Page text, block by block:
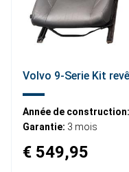
Volvo 9-Serie Kit
Année de construction:
Garantie: 3 mois
€ 549,95